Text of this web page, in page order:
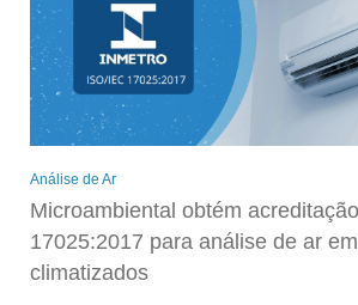
Análise de Ar
Microambiental obtém
17025:2017 para análise de ar
climatizados